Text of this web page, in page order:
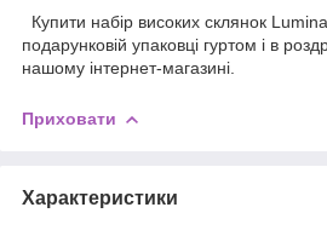
Купити набір високих склянок
подарунковій упаковці гуртом і в
нашому інтернет-магазині.
Приховати
Характеристики